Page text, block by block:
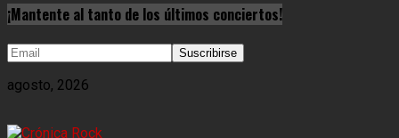
¡Mantente al tanto de los últimos conciertos!
agosto, 2026